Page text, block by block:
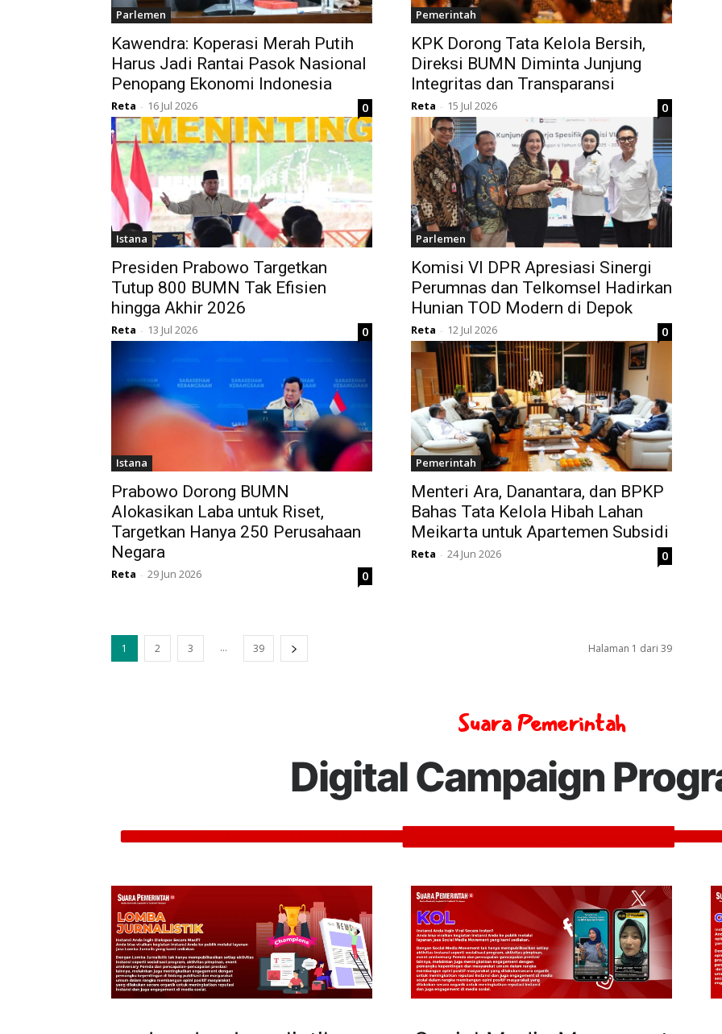
Parlemen
Kawendra: Koperasi Merah Putih
Harus Jadi Rantai Pasok Nasional
Penopang Ekonomi Indonesia
Reta - 16 Jul 2026 0
Pemerintah
KPK Dorong Tata Kelola Bersih,
Direksi BUMN Diminta Junjung
Integritas dan Transparansi
Reta - 15 Jul 2026 0
Istana
Presiden Prabowo Targetkan
Tutup 800 BUMN Tak Efisien
hingga Akhir 2026
Reta - 13 Jul 2026 0
Parlemen
Komisi VI DPR Apresiasi Sinergi
Perumnas dan Telkomsel Hadirkan
Hunian TOD Modern di Depok
Reta - 12 Jul 2026 0
Istana
Prabowo Dorong BUMN
Alokasikan Laba untuk Riset,
Targetkan Hanya 250 Perusahaan
Negara
Reta - 29 Jun 2026 0
Pemerintah
Menteri Ara, Danantara, dan BPKP
Bahas Tata Kelola Hibah Lahan
Meikarta untuk Apartemen Subsidi
Reta - 24 Jun 2026 0
1 2 3 ... 39 Halaman 1 dari 39
Suara Pemerintah
Digital Campaign